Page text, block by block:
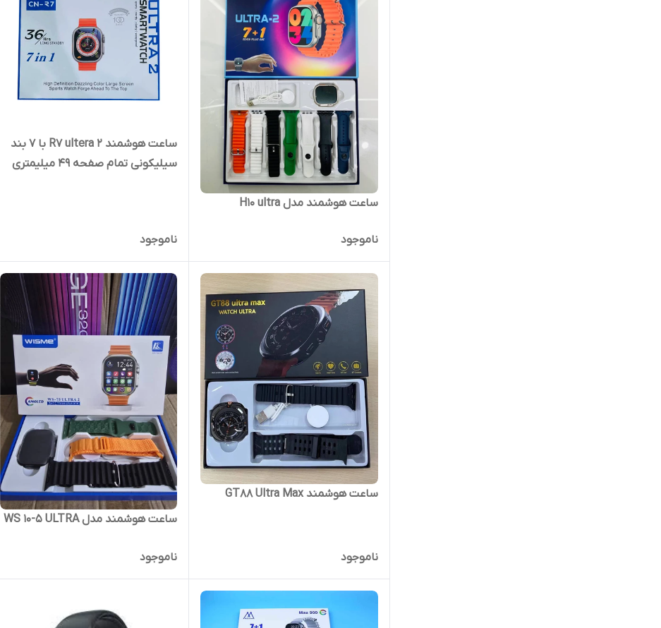
ساعت هوشمند مدل H10 ultra
ناموجود
ساعت هوشمند R7 ultera 2 با 7 بند
سیلیکونی تمام صفحه 49 میلیمتری
ناموجود
ساعت هوشمند GT88 Ultra Max
ناموجود
ساعت هوشمند مدل WS 10-5 ULTRA
ناموجود